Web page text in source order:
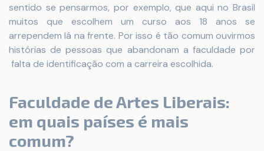
sentido se pensarmos, por exemplo, que aqui no Brasil
muitos que escolhem um curso aos 18 anos se
arrependem lá na frente. Por isso é tão comum ouvirmos
histórias de pessoas que abandonam a faculdade por
falta de identificação com a carreira escolhida.
Faculdade de Artes Liberais:
em quais países é mais
comum?